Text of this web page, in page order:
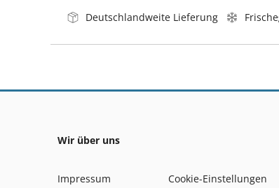
Deutschlandweite Lieferung
Wir über uns
Impressum
Cookie-Einstellungen